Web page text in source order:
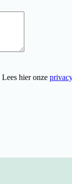
Lees hier onze